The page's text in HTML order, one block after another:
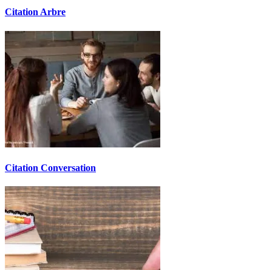
Citation Arbre
Citation Conversation